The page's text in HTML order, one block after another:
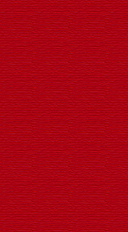
建国七十周年喜庆景观灯